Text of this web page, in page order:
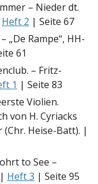
– Nieder dt.
Heft 2 | Seite 67
„De Rampe“, HH-
61
– Fritz-
1 | Seite 83
Violien.
von H. Cyriacks
Heise-Batt). |
to See –
Heft 3 | Seite 95